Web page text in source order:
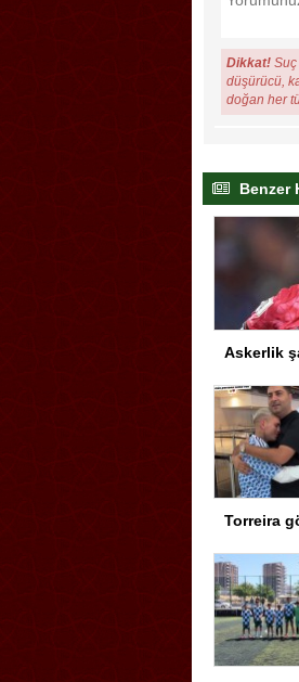
Dikkat! Suç
düşürücü,
doğan her
Benzer